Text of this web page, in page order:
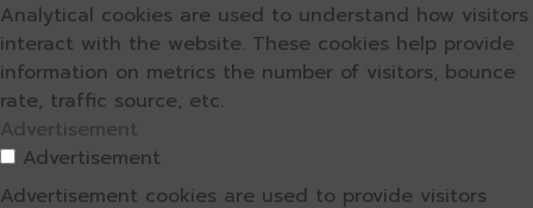
Analytical cookies are used to understand how visitors
interact with the website. These cookies help provide
information on metrics the number of visitors, bounce
rate, traffic source, etc.
Advertisement
Advertisement
Advertisement cookies are used to provide visitors